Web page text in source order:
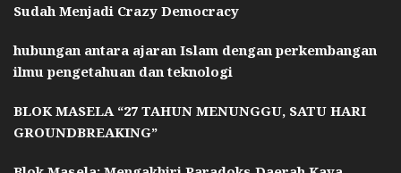
Sudah Menjadi Crazy Democracy
hubungan antara ajaran Islam dengan perkembangan
ilmu pengetahuan dan teknologi
BLOK MASELA “27 TAHUN MENUNGGU, SATU HARI
GROUNDBREAKING”